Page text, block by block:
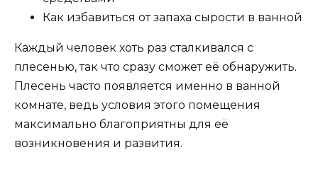
Как избавиться от запаха сырости в ванной
Каждый человек хоть раз сталкивался с
плесенью, так что сразу сможет её обнаружить.
Плесень часто появляется именно в ванной
комнате, ведь условия этого помещения
максимально благоприятны для её
возникновения и развития.